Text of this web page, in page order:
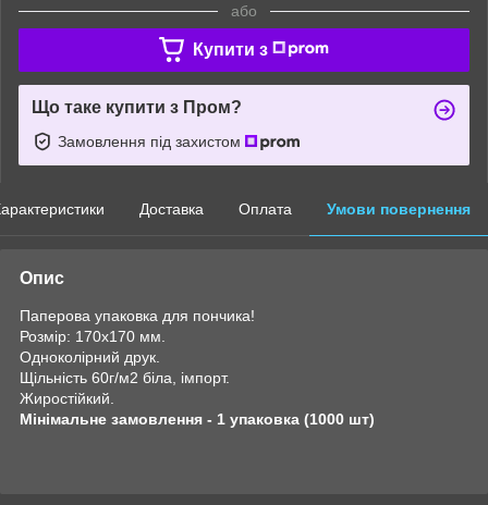
або
Купити з
Що таке купити з Пром?
Замовлення під захистом
Доставка Оплата Умови повернення
Опис
Паперова упаковка для пончика!
Розмір: 170х170 мм.
Одноколірний друк.
Щільність 60г/м2 біла, імпорт.
Жиростійкий.
Мінімальне замовлення - 1 упаковка (1000 шт)